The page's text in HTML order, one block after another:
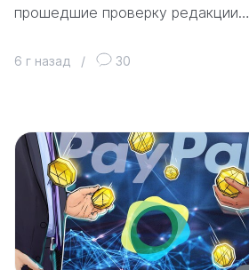
прошедшие проверку редакции…
6 г назад / 30